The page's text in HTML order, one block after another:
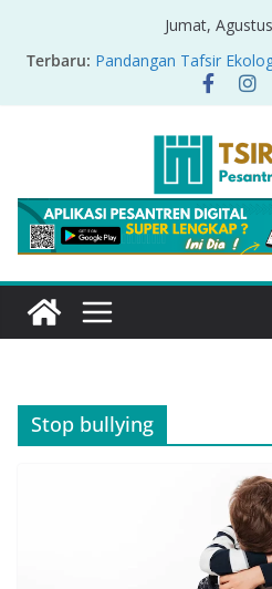
Jumat,
Terbaru: Pandangan Tafsir
Nikel di Raja Ampat
PRODUK RELASI
Sirah Nabawiyah
Oversharing dan Privasi
Ayat Bicara Soal Curhat
Menyikapi Fatherless,
Cerminan
Stop bullying